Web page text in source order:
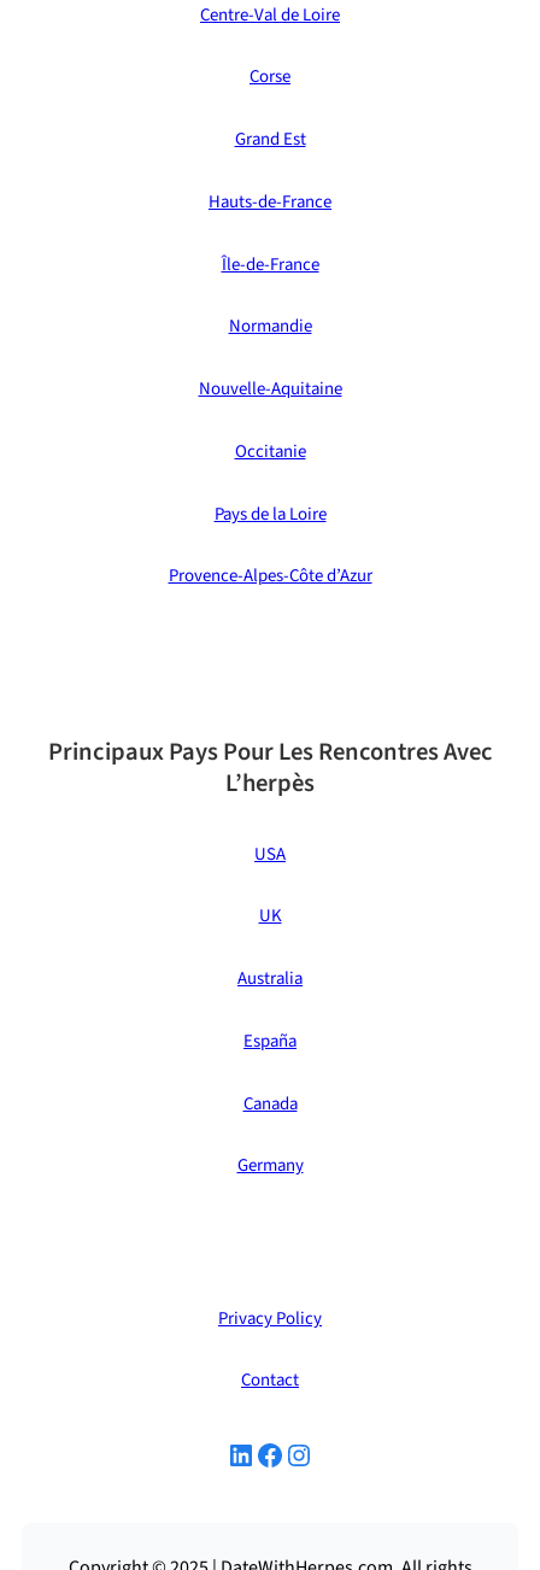
Centre-Val de Loire
Corse
Grand Est
Hauts-de-France
Île-de-France
Normandie
Nouvelle-Aquitaine
Occitanie
Pays de la Loire
Provence-Alpes-Côte d’Azur
Principaux Pays Pour Les Rencontres Avec
L’herpès
USA
UK
Australia
España
Canada
Germany
Privacy Policy
Contact
LinkedIn Facebook Instagram